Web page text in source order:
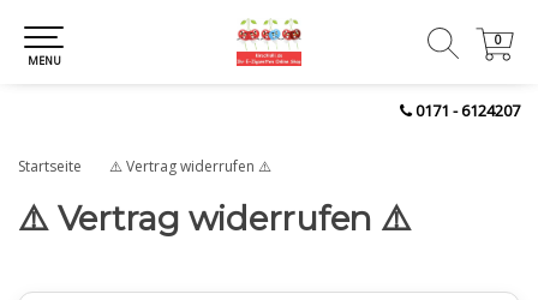
0171 - 6124207
0
0
MENU
Startseite ⚠️ Vertrag widerrufen ⚠️
⚠️ Vertrag widerrufen ⚠️